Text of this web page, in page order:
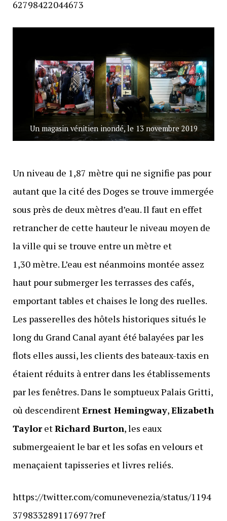
62798422044673
Un magasin vénitien inondé, le 13 novembre 2019
Un niveau de 1,87 mètre qui ne signifie pas pour
autant que la cité des Doges se trouve immergée
sous près de deux mètres d’eau. Il faut en effet
retrancher de cette hauteur le niveau moyen de
la ville qui se trouve entre un mètre et
1,30 mètre. L’eau est néanmoins montée assez
haut pour submerger les terrasses des cafés,
emportant tables et chaises le long des ruelles.
Les passerelles des hôtels historiques situés le
long du Grand Canal ayant été balayées par les
flots elles aussi, les clients des bateaux-taxis en
étaient réduits à entrer dans les établissements
par les fenêtres. Dans le somptueux Palais Gritti,
où descendirentErnest Hemingway,Elizabeth
TayloretRichard Burton, les eaux
submergeaient le bar et les sofas en velours et
menaçaient tapisseries et livres reliés.
https://twitter.com/comunevenezia/status/1194
379833289117697?ref